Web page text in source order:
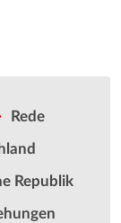
Rede
Republik